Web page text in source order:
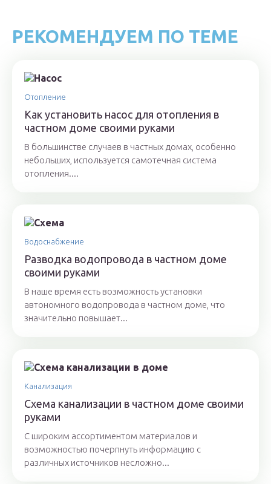
РЕКОМЕНДУЕМ ПО ТЕМЕ
Отопление
Как установить насос для отопления в
частном доме своими руками
В большинстве случаев в частных домах, особенно
небольших, используется самотечная система
отопления....
Водоснабжение
Разводка водопровода в частном доме
своими руками
В наше время есть возможность установки
автономного водопровода в частном доме, что
значительно повышает...
Канализация
Схема канализации в частном доме своими
руками
С широким ассортиментом материалов и
возможностью почерпнуть информацию с
различных источников несложно...